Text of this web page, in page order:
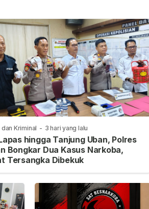
Kriminal - 3 hari yang lalu
hingga Tanjung Uban, Polres
Bongkar Dua Kasus Narkoba,
Tersangka Dibekuk